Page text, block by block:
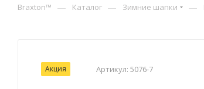
Braxton™ — Каталог — Зимние шапки —
Акция Артикул: 5076-7